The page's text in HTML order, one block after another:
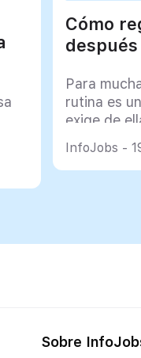
Cómo
Para
rutina es
exige de
InfoJobs -
Sobre